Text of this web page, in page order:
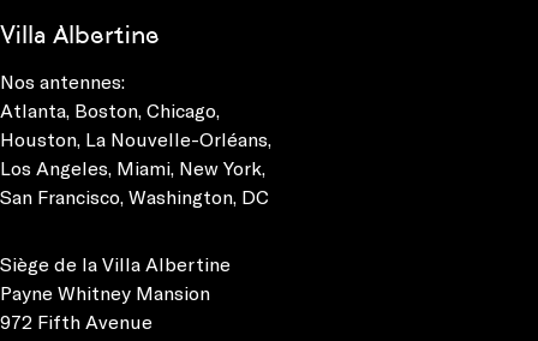
Villa Albertine
Nos antennes:
Atlanta, Boston, Chicago,
Houston, La Nouvelle-Orléans,
Los Angeles, Miami, New York,
San Francisco, Washington, DC
Siège de la Villa Albertine
Payne Whitney Mansion
972 Fifth Avenue